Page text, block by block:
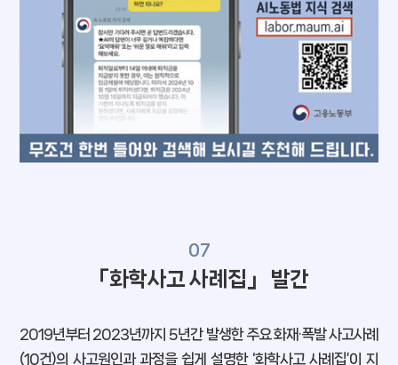
07
「화학사고 사례집」 발간
2019년부터 2023년까지 5년간 발생한 주요 화재·폭발 사고사례
(10건)의 사고원인과 과정을 쉽게 설명한 ‘화학사고 사례집’이 지